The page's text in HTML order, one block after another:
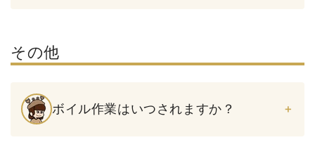
その他
ボイル作業はいつされますか？